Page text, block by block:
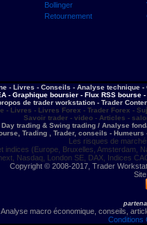
Bollinger
Retournement
- Livres - Conseils - Analyse technique
- Graphique boursier - Flux RSS bourse
de trader workstation - Trader
- Livres - Livres Forex - Trader Forex -
Savoir trader - video - Articles -
Day trading & Swing trading / Analyse
Trading , Trader, conseils -
Les risques de
indices (Europe, Bruxelles, Amsterdam,
Nasdaq, London SE, DAX, Indices
Copyright © 2008-2017, Trader
Analyse macro économique, conseils,
Conditions